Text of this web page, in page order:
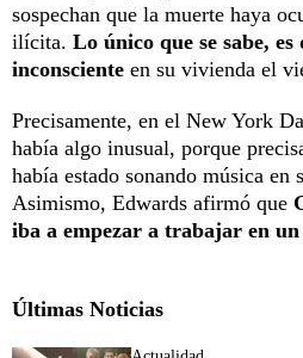
sospechan que la muerte haya
ilícita. Lo único que se sabe,
inconsciente en su vivienda el
Precisamente, en el New York
había algo inusual, porque
había estado sonando música en
Asimismo, Edwards afirmó que
iba a empezar a trabajar en
Últimas Noticias